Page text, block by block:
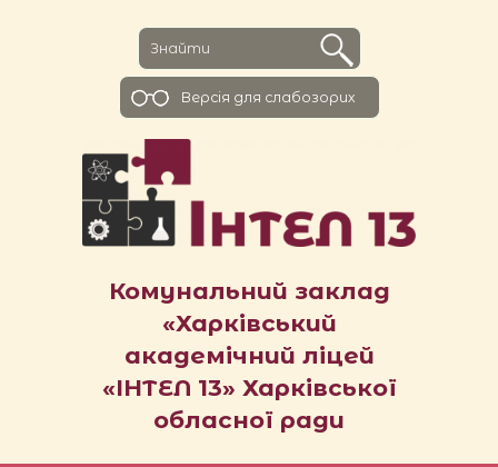
Комунальний заклад
«Харківський
академічний ліцей
«ІНТЕЛ 13» Харківської
обласної ради
Версiя для слабозорих